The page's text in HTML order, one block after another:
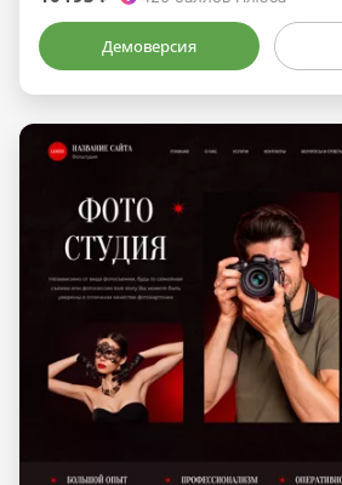
Демоверсия